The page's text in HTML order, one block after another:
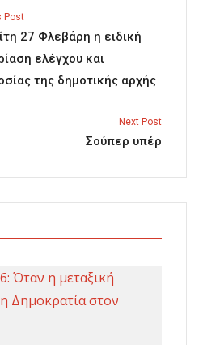
Post
27 Φλεβάρη η ειδική
ελέγχου και
της δημοτικής αρχής
Next Post
Σούπερ υπέρ